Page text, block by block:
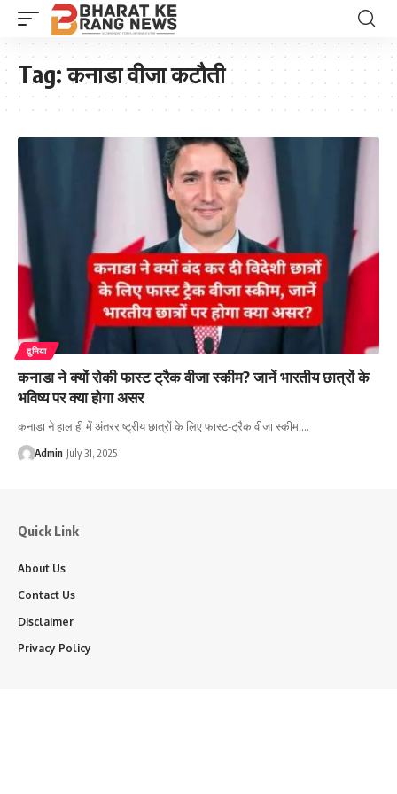
Tag:कनाडा वीजा कटौती
दुनिया
कनाडा ने क्यों रोकी फास्ट ट्रैक वीजा स्कीम? जानें भारतीय छात्रों के
भविष्य पर क्या होगा असर
कनाडा ने हाल ही में अंतरराष्ट्रीय छात्रों के लिए फास्ट-ट्रैक वीजा स्कीम,…
Admin July 31, 2025
Quick Link
About Us
Contact Us
Disclaimer
Privacy Policy